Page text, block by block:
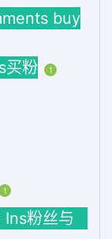
buy
买粉 1
1
粉丝与